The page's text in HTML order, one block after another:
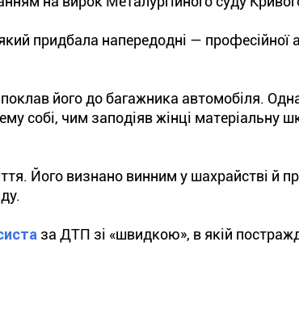
придбала напередодні — професійної
його до багажника автомобіля.
собі, чим заподіяв жінці матеріальну
Його визнано винним у шахрайстві й
за ДТП зі «швидкою», в якій